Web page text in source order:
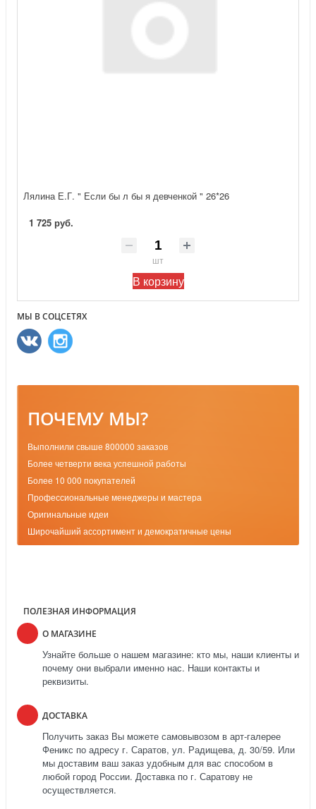
Лялина Е.Г. " Если бы л бы я девченкой " 26*26
1 725 руб.
шт
В корзину
МЫ В СОЦСЕТЯХ
ПОЧЕМУ МЫ?
Выполнили свыше 800000 заказов
Более четверти века успешной работы
Более 10 000 покупателей
Профессиональные менеджеры и мастера
Оригинальные идеи
Широчайший ассортимент и демократичные цены
ПОЛЕЗНАЯ ИНФОРМАЦИЯ
О МАГАЗИНЕ
Узнайте больше о нашем магазине: кто мы, наши клиенты и
почему они выбрали именно нас. Наши контакты и
реквизиты.
ДОСТАВКА
Получить заказ Вы можете самовывозом в арт-галерее
Феникс по адресу г. Саратов, ул. Радищева, д. 30/59. Или
мы доставим ваш заказ удобным для вас способом в
любой город России. Доставка по г. Саратову не
осуществляется.